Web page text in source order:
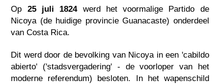
Op 25 juli 1824werd het voormalige Partido de
Nicoya (de huidige provincie Guanacaste) onderdeel
van Costa Rica.
Dit werd door de bevolking van Nicoya in een 'cabildo
abierto' ('stadsvergadering' - de voorloper van het
moderne referendum) besloten. In het wapenschild